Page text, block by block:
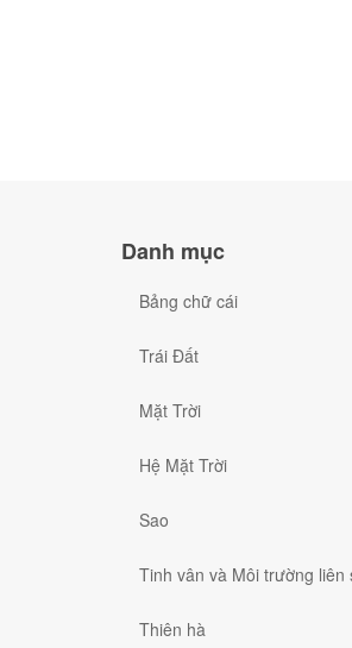
Danh mục
Bảng chữ cái
Trái Đất
Mặt Trời
Hệ Mặt Trời
Sao
Tinh vân và Môi trường liên
Thiên hà